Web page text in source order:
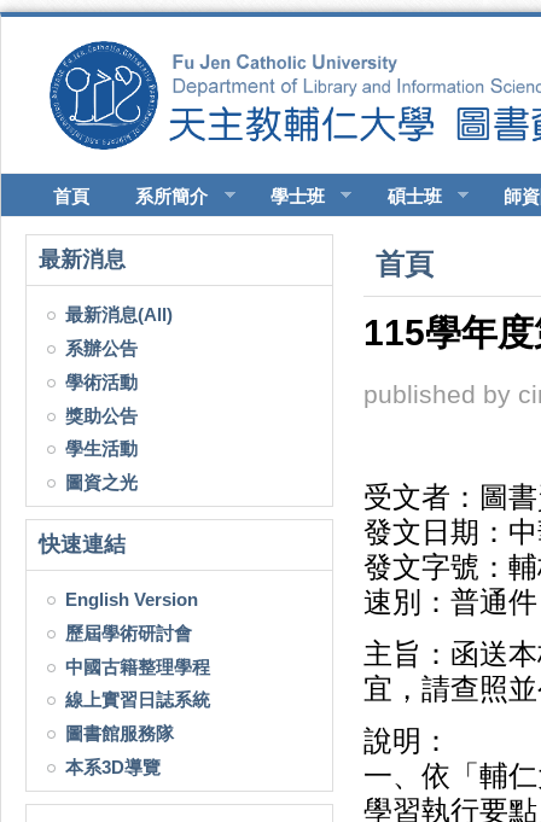
首頁 系所簡介 學士班 碩士班 師
最新消息
最新消息(All)
系辦公告
學術活動
獎助公告
學生活動
圖資之光
快速連結
English Version
歷屆學術研討會
中國古籍整理學程
線上實習日誌系統
圖書館服務隊
本系3D導覽
您在這裡
首頁
115學年
published by
受文者：圖
發文日期：
發文字號：
速別：普通件
主旨：函送
宜，請查照
說明：
一、依「輔
學習執行要